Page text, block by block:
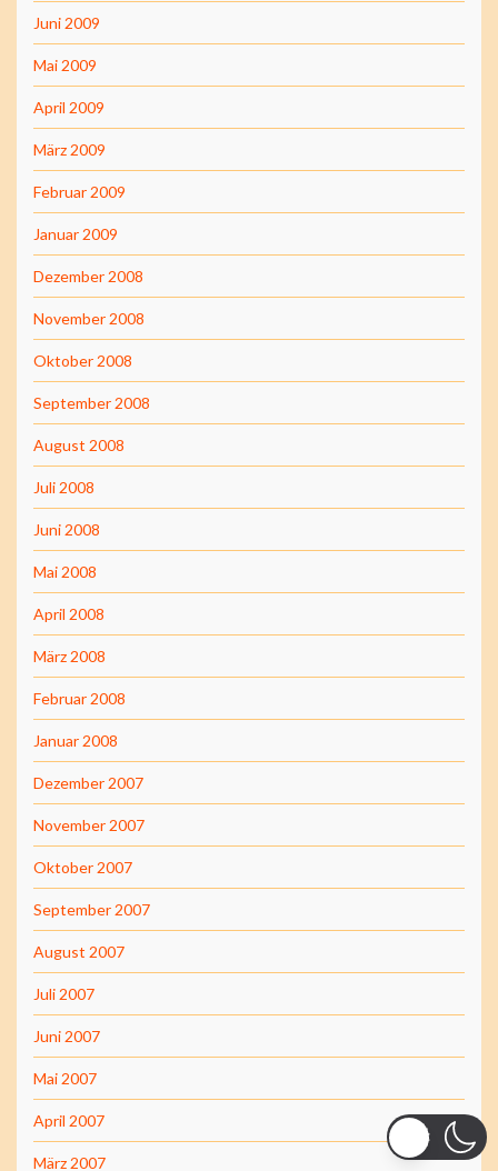
Juni 2009
Mai 2009
April 2009
März 2009
Februar 2009
Januar 2009
Dezember 2008
November 2008
Oktober 2008
September 2008
August 2008
Juli 2008
Juni 2008
Mai 2008
April 2008
März 2008
Februar 2008
Januar 2008
Dezember 2007
November 2007
Oktober 2007
September 2007
August 2007
Juli 2007
Juni 2007
Mai 2007
April 2007
März 2007